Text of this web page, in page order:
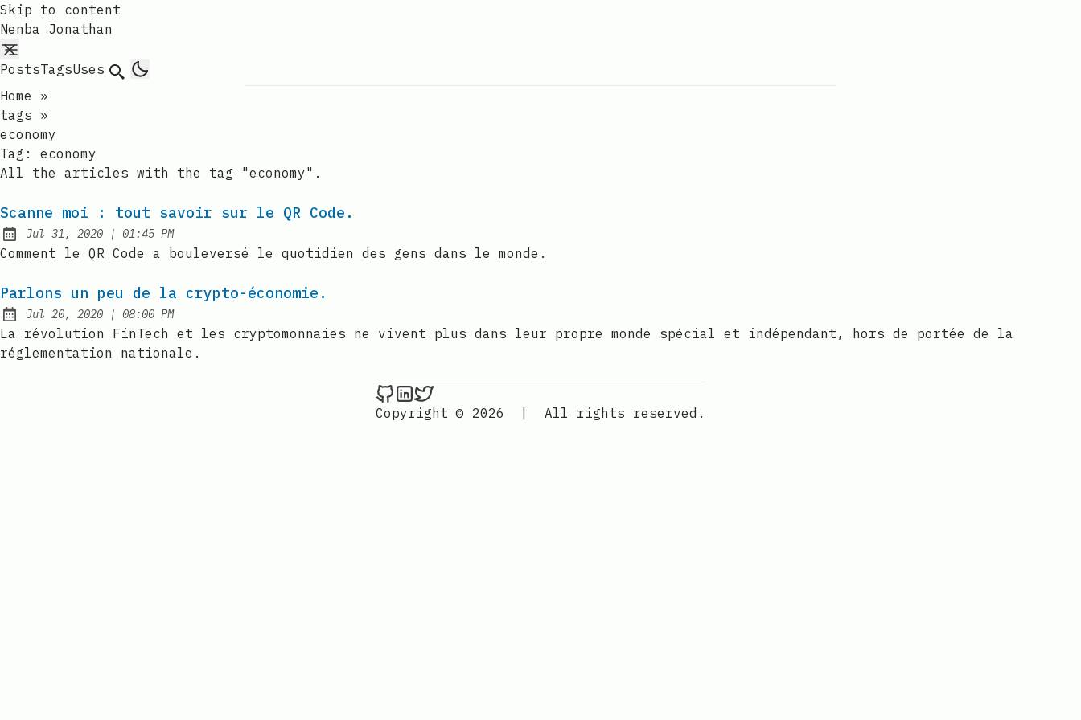
Skip to content
Nenba Jonathan
PostsTagsUses Search
Home
»
tags »
economy
Tag: economy
All the articles with the tag "economy".
Scanne moi : tout savoir sur le QR Code.
Published:
Jul 31, 2020 | at
01:45 PM
Comment le QR Code a bouleversé le quotidien des gens dans le monde.
Parlons un peu de la crypto-économie.
Published:
Jul 20, 2020 | at
08:00 PM
La révolution FinTech et les cryptomonnaies ne vivent plus dans leur propre monde spécial et indépendant, hors de portée de la
réglementation nationale.
Nenba Jonathan on Github
Nenba Jonathan on LinkedIn
Nenba Jonathan on Twitter
Copyright © 2026
| All rights reserved.